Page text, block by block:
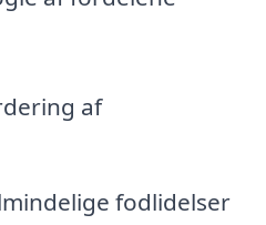
af
fodlidelser